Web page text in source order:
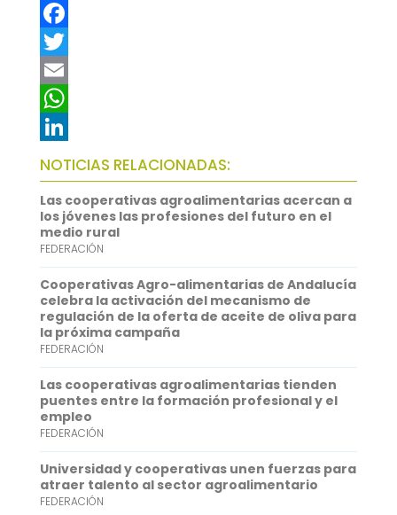
F
a
c
e
b
o
o
k
T
w
t
t
e
r
E
m
a
i
l
W
h
a
t
s
A
p
p
L
i
n
k
e
d
I
n
NOTICIAS RELACIONADAS:
Las cooperativas agroalimentarias acercan a
los jóvenes las profesiones del futuro en el
medio rural
FEDERACIÓN
Cooperativas Agro-alimentarias de Andalucía
celebra la activación del mecanismo de
regulación de la oferta de aceite de oliva para
la próxima campaña
FEDERACIÓN
Las cooperativas agroalimentarias tienden
puentes entre la formación profesional y el
empleo
FEDERACIÓN
Universidad y cooperativas unen fuerzas para
atraer talento al sector agroalimentario
FEDERACIÓN